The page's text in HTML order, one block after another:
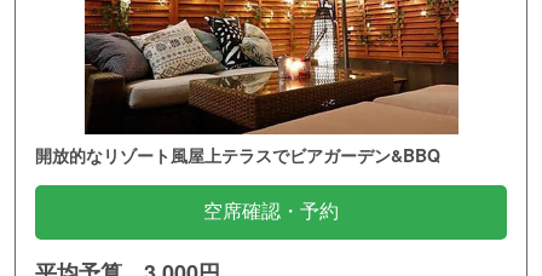
開放的なリゾート風屋上テラスでビアガーデン&BBQ
空席確認・予約